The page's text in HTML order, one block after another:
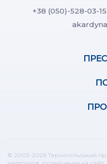
+38 (050)-528-03-15
© 2003-2026 Тернопільський